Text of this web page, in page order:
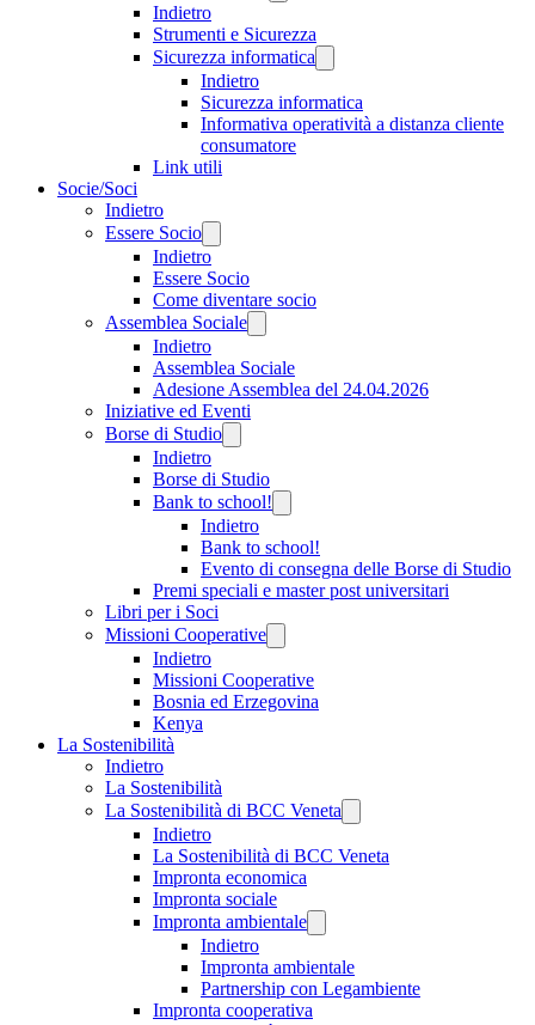
Indietro
Strumenti e Sicurezza
Sicurezza informatica
Indietro
Sicurezza informatica
Informativa operatività a distanza cliente
consumatore
Link utili
Socie/Soci
Indietro
Essere Socio
Indietro
Essere Socio
Come diventare socio
Assemblea Sociale
Indietro
Assemblea Sociale
Adesione Assemblea del 24.04.2026
Iniziative ed Eventi
Borse di Studio
Indietro
Borse di Studio
Bank to school!
Indietro
Bank to school!
Evento di consegna delle Borse di Studio
Premi speciali e master post universitari
Libri per i Soci
Missioni Cooperative
Indietro
Missioni Cooperative
Bosnia ed Erzegovina
Kenya
La Sostenibilità
Indietro
La Sostenibilità
La Sostenibilità di BCC Veneta
Indietro
La Sostenibilità di BCC Veneta
Impronta economica
Impronta sociale
Impronta ambientale
Indietro
Impronta ambientale
Partnership con Legambiente
Impronta cooperativa